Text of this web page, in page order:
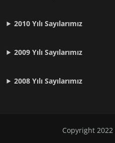
2010 YılıSayılarımız
2009 YılıSayılarımız
2008 YılıSayılarımız
Copyright 2022